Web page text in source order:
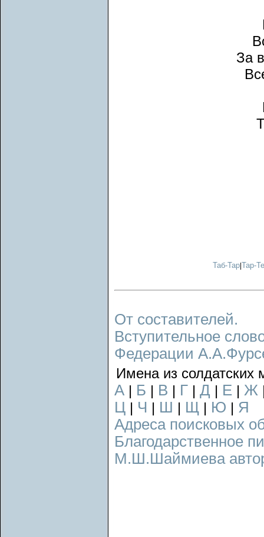
За
Таб-Тар Тар-
От составителей.
Вступительное
Федерации
Имена из солдатских
А | Б | В | Г | Д | Е | Ж
Ц | Ч | Ш | Щ | Ю | Я
Адреса поисковых
Благодарственное
М.Ш.Шаймиева